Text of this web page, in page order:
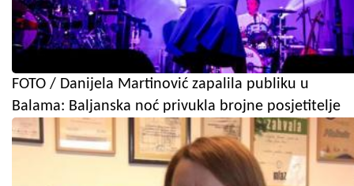
FOTO / Danijela Martinović zapalila publiku u
Balama: Baljanska noć privukla brojne posjetitelje